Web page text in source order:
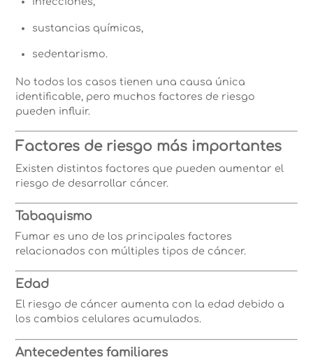
sustancias químicas,
sedentarismo.
No todos los casos tienen una causa única
identificable, pero muchos factores de riesgo
pueden influir.
Factores de riesgo más importantes
Existen distintos factores que pueden aumentar el
riesgo de desarrollar cáncer.
Tabaquismo
Fumar es uno de los principales factores
relacionados con múltiples tipos de cáncer.
Edad
El riesgo de cáncer aumenta con la edad debido a
los cambios celulares acumulados.
Antecedentes familiares